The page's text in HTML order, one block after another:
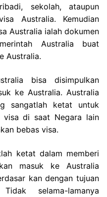
sekolah, ataupun
Australia. Kemudian
Australia ialah dokumen
Australia buat
Australia.
bisa disimpulkan
ke Australia. Australia
sangatlah ketat untuk
visa di saat Negara lain
bebas visa.
ketat dalam memberi
masuk ke Australia
kan dengan tujuan
selama-lamanya